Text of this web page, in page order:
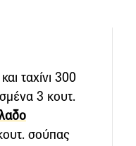
ταχίνι 300
3 κουτ.
σούπας